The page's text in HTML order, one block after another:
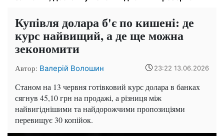
Купівля долара б'є по кишені: де
курс найвищий, а де ще можна
зекономити
Автор: Валерій Волошин 23:22 13.06.2026
Станом на 13 червня готівковий курс долара в банках
сягнув 45,10 грн на продажі, а різниця між
найвигіднішими та найдорожчими пропозиціями
перевищує 30 копійок.